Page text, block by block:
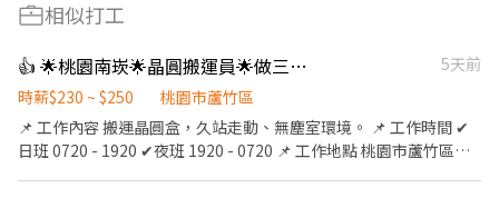
相似打工
👍 🌟桃園南崁🌟晶圓搬運員🌟做三休三🌟可自選排班
5天前
時薪$230 ~ $250
桃園市蘆竹區
📌 工作內容 搬運晶圓盒，久站走動、無塵室環境。 📌 工作時間 ✔
日班 0720 - 1920 ✔夜班 1920 - 0720 📌 工作地點 桃園市蘆竹區南